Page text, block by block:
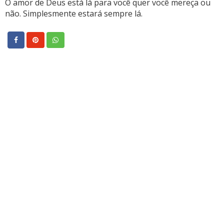
O amor de Deus está lá para você quer você mereça ou
não. Simplesmente estará sempre lá.